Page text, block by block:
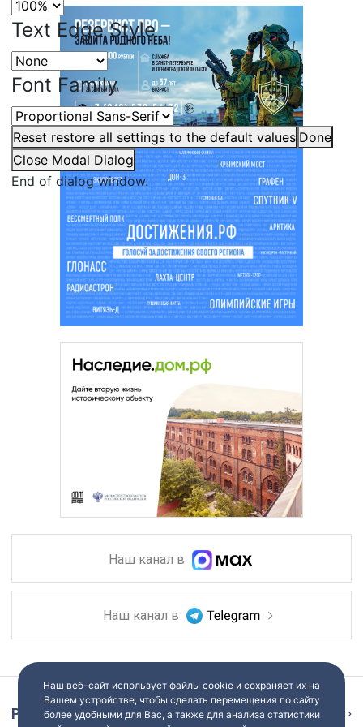
Text Edge Style
Font Family
Reset restore all settings to the default values Done
Close Modal Dialog
End of dialog window.
Наш канал в
Наш канал в
Репортаж
Наш веб-сайт использует файлы cookie и сохраняет их на
Вашем устройстве, чтобы сделать перемещения по сайту
более удобными для Вас, а также для анализа статистики